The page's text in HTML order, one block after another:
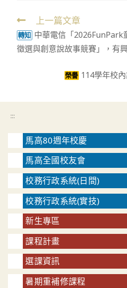
Read
more
articles
上一篇文章
轉知 中華電信「2026FunPark
徵選與創意說故事競賽」，有
榮譽 114學年校
:::
馬高80週年校慶
馬高全國校友會
校務行政系統(日間)
校務行政系統(實技)
新生專區
課程計畫
選課資訊
暑期重補修課程